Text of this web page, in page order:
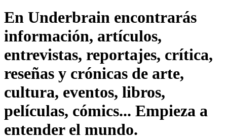
En Underbrain encontrarás
información, artículos,
entrevistas, reportajes, crítica,
reseñas y crónicas de arte,
cultura, eventos, libros,
películas, cómics... Empieza a
entender el mundo.